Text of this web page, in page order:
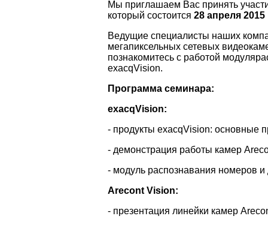
Мы приглашаем Вас принять
который состоится 28 апреля 2015
Ведущие специалисты наших
мегапиксельных сетевых
познакомитесь с работой
exacqVision.
Программа семинара:
exacqVision:
- продукты exacqVision: основные
- демонстрация работы камер
- модуль распознавания номеров
Arecont Vision:
- презентация линейки камер